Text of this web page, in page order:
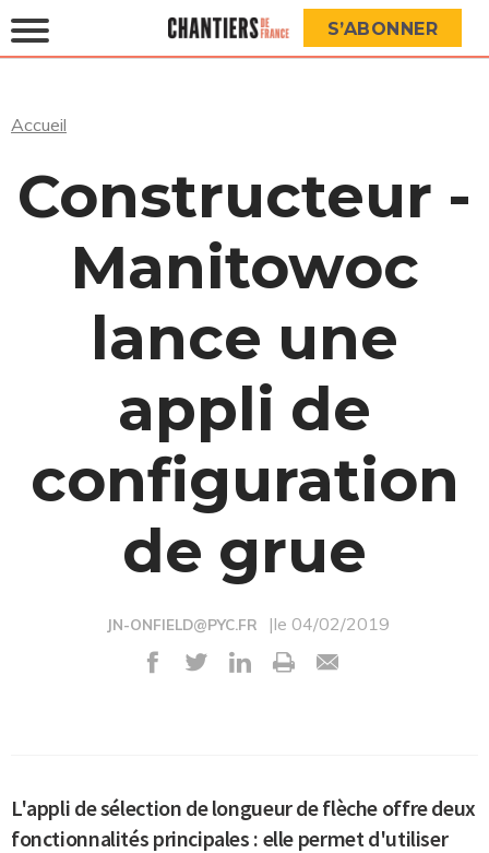
S’ABONNER
Accueil
Constructeur -
Manitowoc
lance une
appli de
configuration
de grue
JN-ONFIELD@PYC.FR |le 04/02/2019
L'appli de sélection de longueur de flèche offre deux
fonctionnalités principales : elle permet d'utiliser